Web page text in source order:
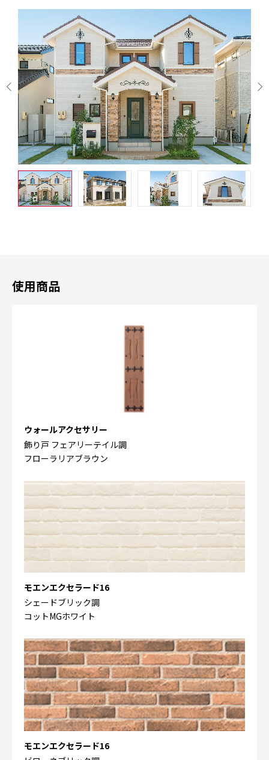
使用商品
ウォールアクセサリー
飾り戸 フェアリーテイル調
フローラリアブラウン
モエンエクセラード16
シェードブリック調
コットMGホワイト
モエンエクセラード16